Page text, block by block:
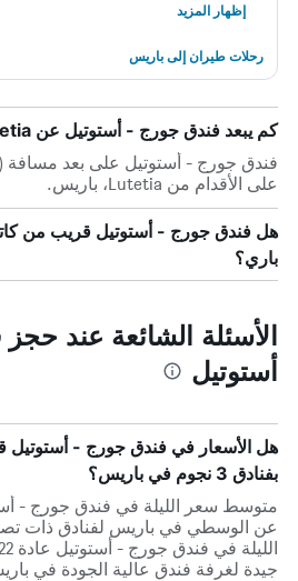
إظهار المزيد
رحلات طيران إلى باريس
كم يبعد فندق جورج - أستوتيل عن Lutetia؟
على الأقدام من Lutetia، باريس.
هل فندق جورج - أستوتيل قريب من
باري؟
الأسئلة الشائعة عند
أستوتيل
هل الأسعار في فندق جورج - أستوتيل
بفنادق 3 نجوم في باريس؟
جيدة لغرفة فندق عالية الجودة في